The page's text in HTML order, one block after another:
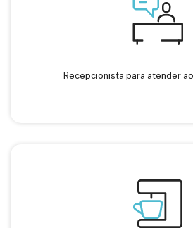
Recepcionista para atender